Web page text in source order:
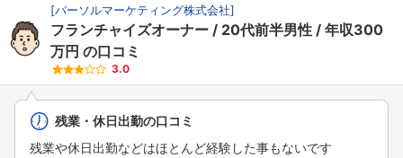
[パーソルマーケティング株式会社]
フランチャイズオーナー 20代前半男性
年収300
万円 の口コミ
3.0
残業・休日出勤の口コミ
残業や休日出勤などはほとんど経験した事もないです